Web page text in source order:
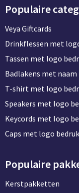
Populaire
Veya Giftcards
Drinkflessen met
Tassen met logo
Badlakens met naam
T-shirt met logo
Speakers met logo
Keycords met logo
Caps met logo
Populaire
Kerstpakketten